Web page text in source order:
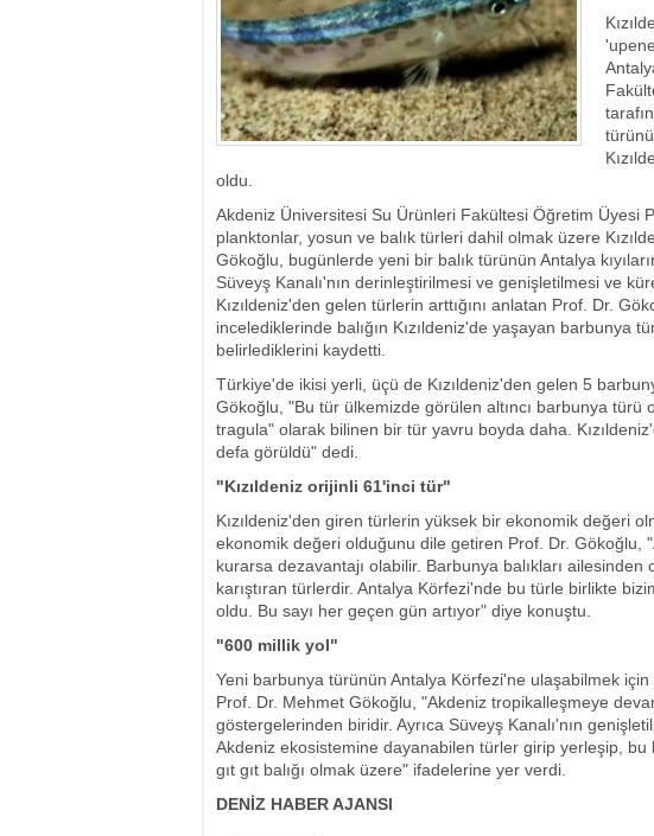
oldu.
Akdeniz Üniversitesi Su Ürünleri Fakültesi Öğretim Üyesi
planktonlar, yosun ve balık türleri dahil olmak üzere
Gökoğlu, bugünlerde yeni bir balık türünün Antalya
Süveyş Kanalı'nın derinleştirilmesi ve genişletilmesi ve
Kızıldeniz'den gelen türlerin arttığını anlatan Prof. Dr.
incelediklerinde balığın Kızıldeniz'de yaşayan barbunya
belirlediklerini kaydetti.
Türkiye'de ikisi yerli, üçü de Kızıldeniz'den gelen 5
Gökoğlu, "Bu tür ülkemizde görülen altıncı barbunya türü
tragula" olarak bilinen bir tür yavru boyda daha.
defa görüldü" dedi.
"Kızıldeniz orijinli 61'inci tür"
Kızıldeniz'den giren türlerin yüksek bir ekonomik değeri
ekonomik değeri olduğunu dile getiren Prof. Dr. Gökoğlu,
kurarsa dezavantajı olabilir. Barbunya balıkları
karıştıran türlerdir. Antalya Körfezi'nde bu türle birlikte
oldu. Bu sayı her geçen gün artıyor" diye konuştu.
"600 millik yol"
Yeni barbunya türünün Antalya Körfezi'ne ulaşabilmek
Prof. Dr. Mehmet Gökoğlu, "Akdeniz tropikalleşmeye
göstergelerinden biridir. Ayrıca Süveyş Kanalı'nın
Akdeniz ekosistemine dayanabilen türler girip yerleşip, bu
gıt gıt balığı olmak üzere" ifadelerine yer verdi.
DENİZ HABER AJANSI